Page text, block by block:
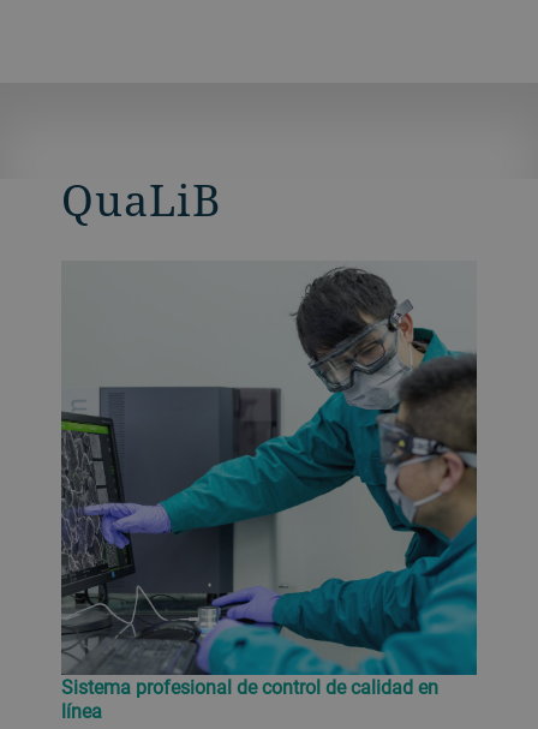
QuaLiB
Sistema profesional de control de calidad en
línea